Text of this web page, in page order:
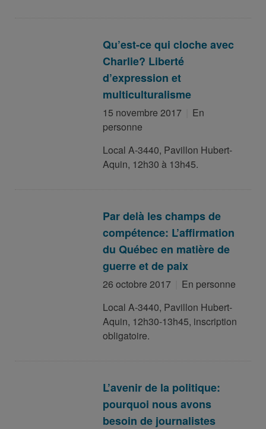
Qu’est-ce qui cloche avec
Charlie? Liberté
d’expression et
multiculturalisme
15 novembre 2017
En
personne
Local A-3440, Pavillon Hubert-
Aquin, 12h30 à 13h45.
Par delà les champs de
compétence: L’affirmation
du Québec en matière de
guerre et de paix
26 octobre 2017
En personne
Local A-3440, Pavillon Hubert-
Aquin, 12h30-13h45, inscription
obligatoire.
L’avenir de la politique:
pourquoi nous avons
besoin de journalistes